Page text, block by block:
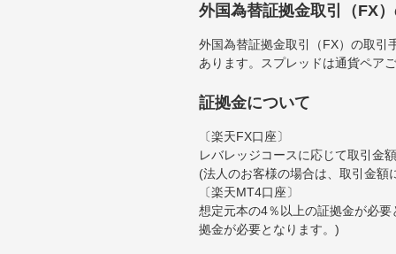
外国為替証拠金取引（FX
外国為替証拠金取引（FX）の取引
あります。スプレッドは通貨ペア
証拠金について
〔楽天FX口座〕
レバレッジコースに応じて取引金
(法人のお客様の場合は、取引金
〔楽天MT4口座〕
想定元本の4％以上の証拠金が必
拠金が必要となります。)